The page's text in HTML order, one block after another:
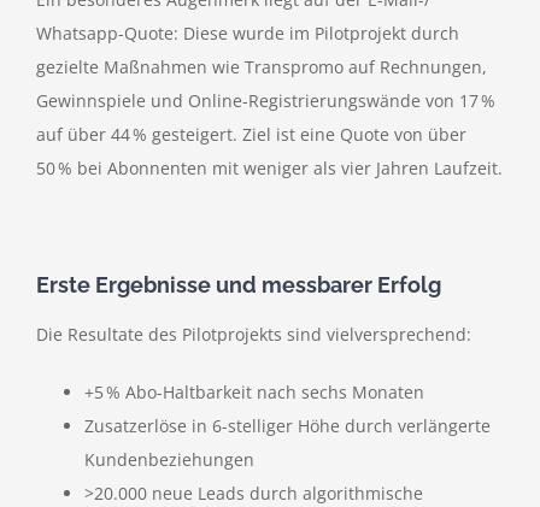
Whatsapp-Quote: Diese wurde im Pilotprojekt durch
gezielte Maßnahmen wie Transpromo auf Rechnungen,
Gewinnspiele und Online-Registrierungswände von 17 %
auf über 44 % gesteigert. Ziel ist eine Quote von über
50 % bei Abonnenten mit weniger als vier Jahren Laufzeit.
Erste Ergebnisse und messbarer Erfolg
Die Resultate des Pilotprojekts sind vielversprechend:
+5 % Abo-Haltbarkeit nach sechs Monaten
Zusatzerlöse in 6-stelliger Höhe durch verlängerte
Kundenbeziehungen
>20.000 neue Leads durch algorithmische